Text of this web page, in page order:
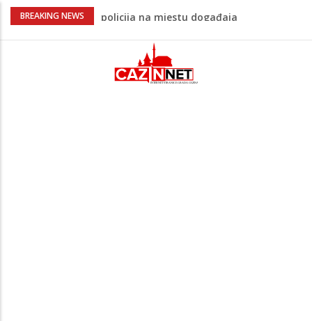
BREAKING NEWS
Ovo je 24-godišnji mladić koji je izgubio
Na Ahiret preselio LJUBIJANKIĆ (Hasan)
Na Ahiret preselio HALILOVIĆ (Smajil)